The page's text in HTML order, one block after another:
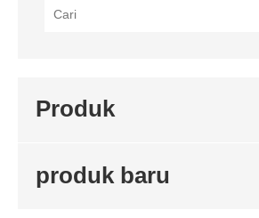
Produk
produk baru